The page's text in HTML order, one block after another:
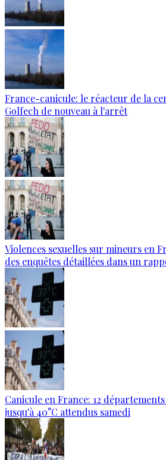
France-canicule: le réacteur de la
Golfech de nouveau à l'arrêt
Violences sexuelles sur mineurs en
des enquêtes détaillées dans un
Canicule en France: 12
jusqu'à 40°C attendus samedi